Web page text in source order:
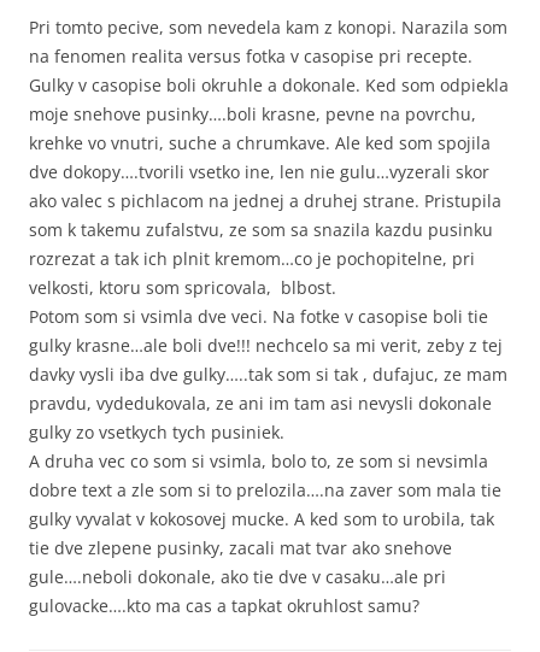
Pri tomto pecive, som nevedela kam z konopi. Narazila som
na fenomen realita versus fotka v casopise pri recepte.
Gulky v casopise boli okruhle a dokonale. Ked som odpiekla
moje snehove pusinky….boli krasne, pevne na povrchu,
krehke vo vnutri, suche a chrumkave. Ale ked som spojila
dve dokopy….tvorili vsetko ine, len nie gulu…vyzerali skor
ako valec s pichlacom na jednej a druhej strane. Pristupila
som k takemu zufalstvu, ze som sa snazila kazdu pusinku
rozrezat a tak ich plnit kremom…co je pochopitelne, pri
velkosti, ktoru som spricovala, blbost.
Potom som si vsimla dve veci. Na fotke v casopise boli tie
gulky krasne…ale boli dve!!! nechcelo sa mi verit, zeby z tej
davky vysli iba dve gulky…..tak som si tak , dufajuc, ze mam
pravdu, vydedukovala, ze ani im tam asi nevysli dokonale
gulky zo vsetkych tych pusiniek.
A druha vec co som si vsimla, bolo to, ze som si nevsimla
dobre text a zle som si to prelozila….na zaver som mala tie
gulky vyvalat v kokosovej mucke. A ked som to urobila, tak
tie dve zlepene pusinky, zacali mat tvar ako snehove
gule….neboli dokonale, ako tie dve v casaku…ale pri
gulovacke….kto ma cas a tapkat okruhlost samu?